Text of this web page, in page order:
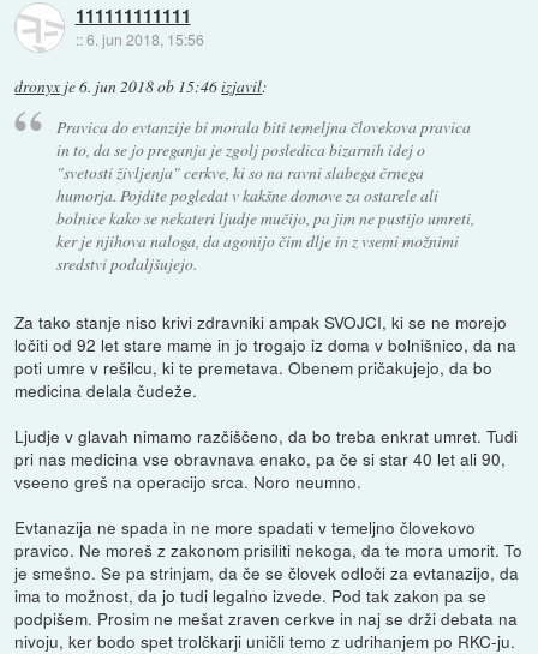
111111111111
::6. jun 2018, 15:56
dronyx je6. jun 2018 ob 15:46izjavil:
Pravica do evtanzije bi morala biti temeljna človekova pravica
in to, da se jo preganja je zgolj posledica bizarnih idej o
"svetosti življenja" cerkve, ki so na ravni slabega črnega
humorja. Pojdite pogledat v kakšne domove za ostarele ali
bolnice kako se nekateri ljudje mučijo, pa jim ne pustijo umreti,
ker je njihova naloga, da agonijo čim dlje in z vsemi možnimi
sredstvi podaljšujejo.
Za tako stanje niso krivi zdravniki ampak SVOJCI, ki se ne morejo
ločiti od 92 let stare mame in jo trogajo iz doma v bolnišnico, da na
poti umre v rešilcu, ki te premetava. Obenem pričakujejo, da bo
medicina delala čudeže.
Ljudje v glavah nimamo razčiščeno, da bo treba enkrat umret. Tudi
pri nas medicina vse obravnava enako, pa če si star 40 let ali 90,
vseeno greš na operacijo srca. Noro neumno.
Evtanazija ne spada in ne more spadati v temeljno človekovo
pravico. Ne moreš z zakonom prisiliti nekoga, da te mora umorit. To
je smešno. Se pa strinjam, da če se človek odloči za evtanazijo, da
ima to možnost, da jo tudi legalno izvede. Pod tak zakon pa se
podpišem. Prosim ne mešat zraven cerkve in naj se drži debata na
nivoju, ker bodo spet trolčkarji uničli temo z udrihanjem po RKC-ju.